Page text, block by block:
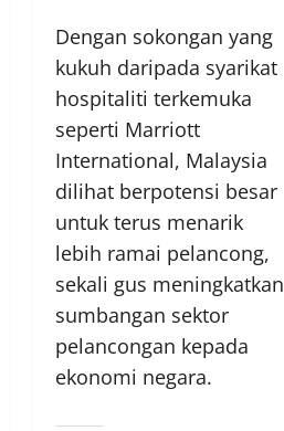
Dengan sokongan yang
kukuh daripada syarikat
hospitaliti terkemuka
seperti Marriott
International, Malaysia
dilihat berpotensi besar
untuk terus menarik
lebih ramai pelancong,
sekali gus meningkatkan
sumbangan sektor
pelancongan kepada
ekonomi negara.